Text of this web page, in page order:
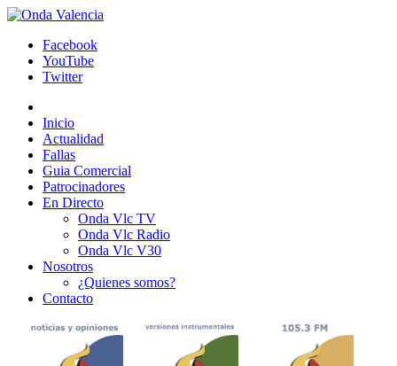
Facebook
YouTube
Twitter
Inicio
Actualidad
Fallas
Guia Comercial
Patrocinadores
En Directo
Onda Vlc TV
Onda Vlc Radio
Onda Vlc V30
Nosotros
¿Quienes somos?
Contacto